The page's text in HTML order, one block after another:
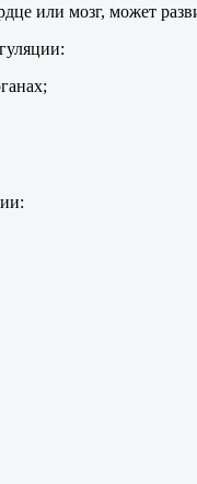
или мозг, может